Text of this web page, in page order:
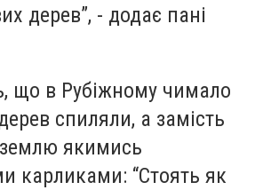
дерев”, - додає пані
що в Рубіжному чимало
спиляли, а замість
якимись
карликами: “Стоять як